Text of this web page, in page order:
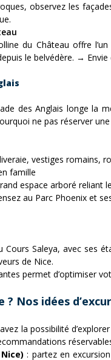
observez les
du Château offre
le belvédère. →
des Anglais longe la
ne pas réserver
vestiges romains,
famille
espace arboré reliant
au Parc Phoenix et
Saleya, avec ses
de Nice.
permet d’optimiser
Nos idées
la possibilité
: partez en